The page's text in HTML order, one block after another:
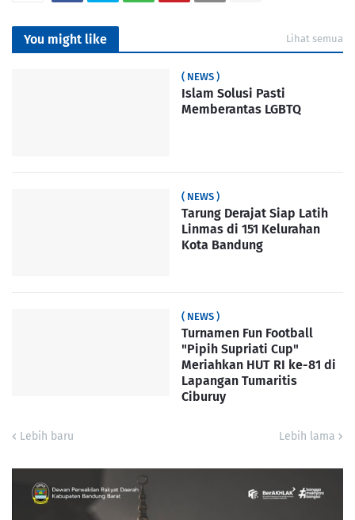
You might like Lihat semua
( NEWS )
Islam Solusi Pasti
Memberantas LGBTQ
( NEWS )
Tarung Derajat Siap Latih
Linmas di 151 Kelurahan
Kota Bandung
( NEWS )
Turnamen Fun Football
"Pipih Supriati Cup"
Meriahkan HUT RI ke-81 di
Lapangan Tumaritis
Ciburuy
Lebih baru Lebih lama